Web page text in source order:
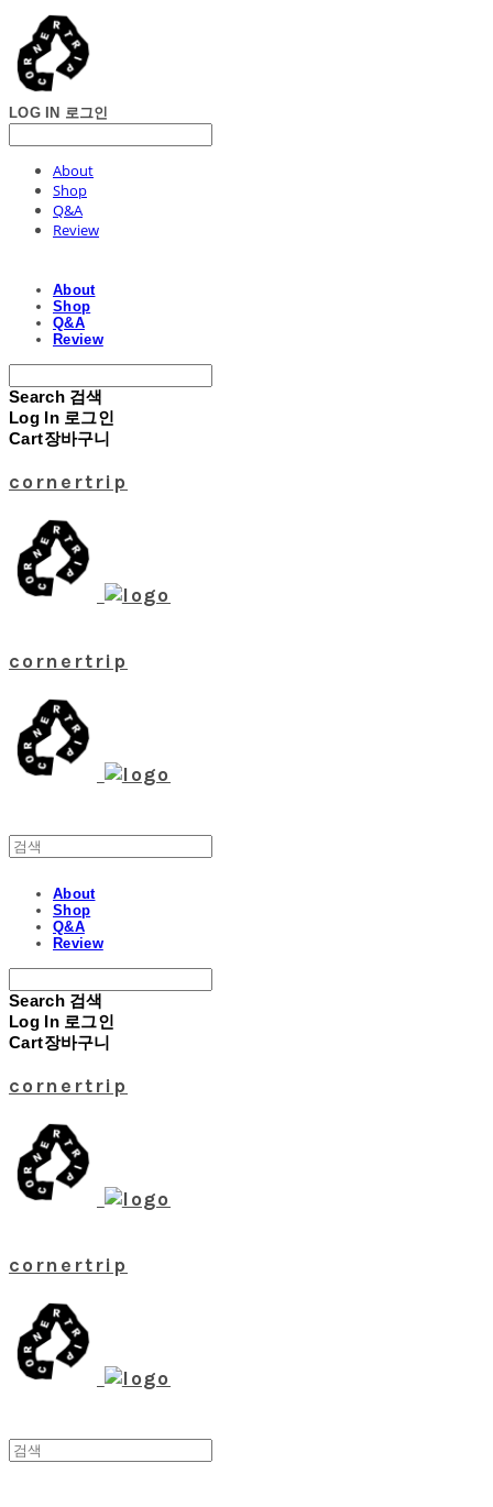
LOG IN 로그인
About
Shop
Q&A
Review
About
Shop
Q&A
Review
Search 검색
Log In 로그인
Cart장바구니
cornertrip
cornertrip
About
Shop
Q&A
Review
Search 검색
Log In 로그인
Cart장바구니
cornertrip
cornertrip